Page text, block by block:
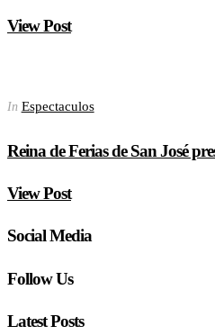
View Post
In Espectaculos
Reina de Ferias de San José
View Post
Social Media
Follow Us
Latest Posts